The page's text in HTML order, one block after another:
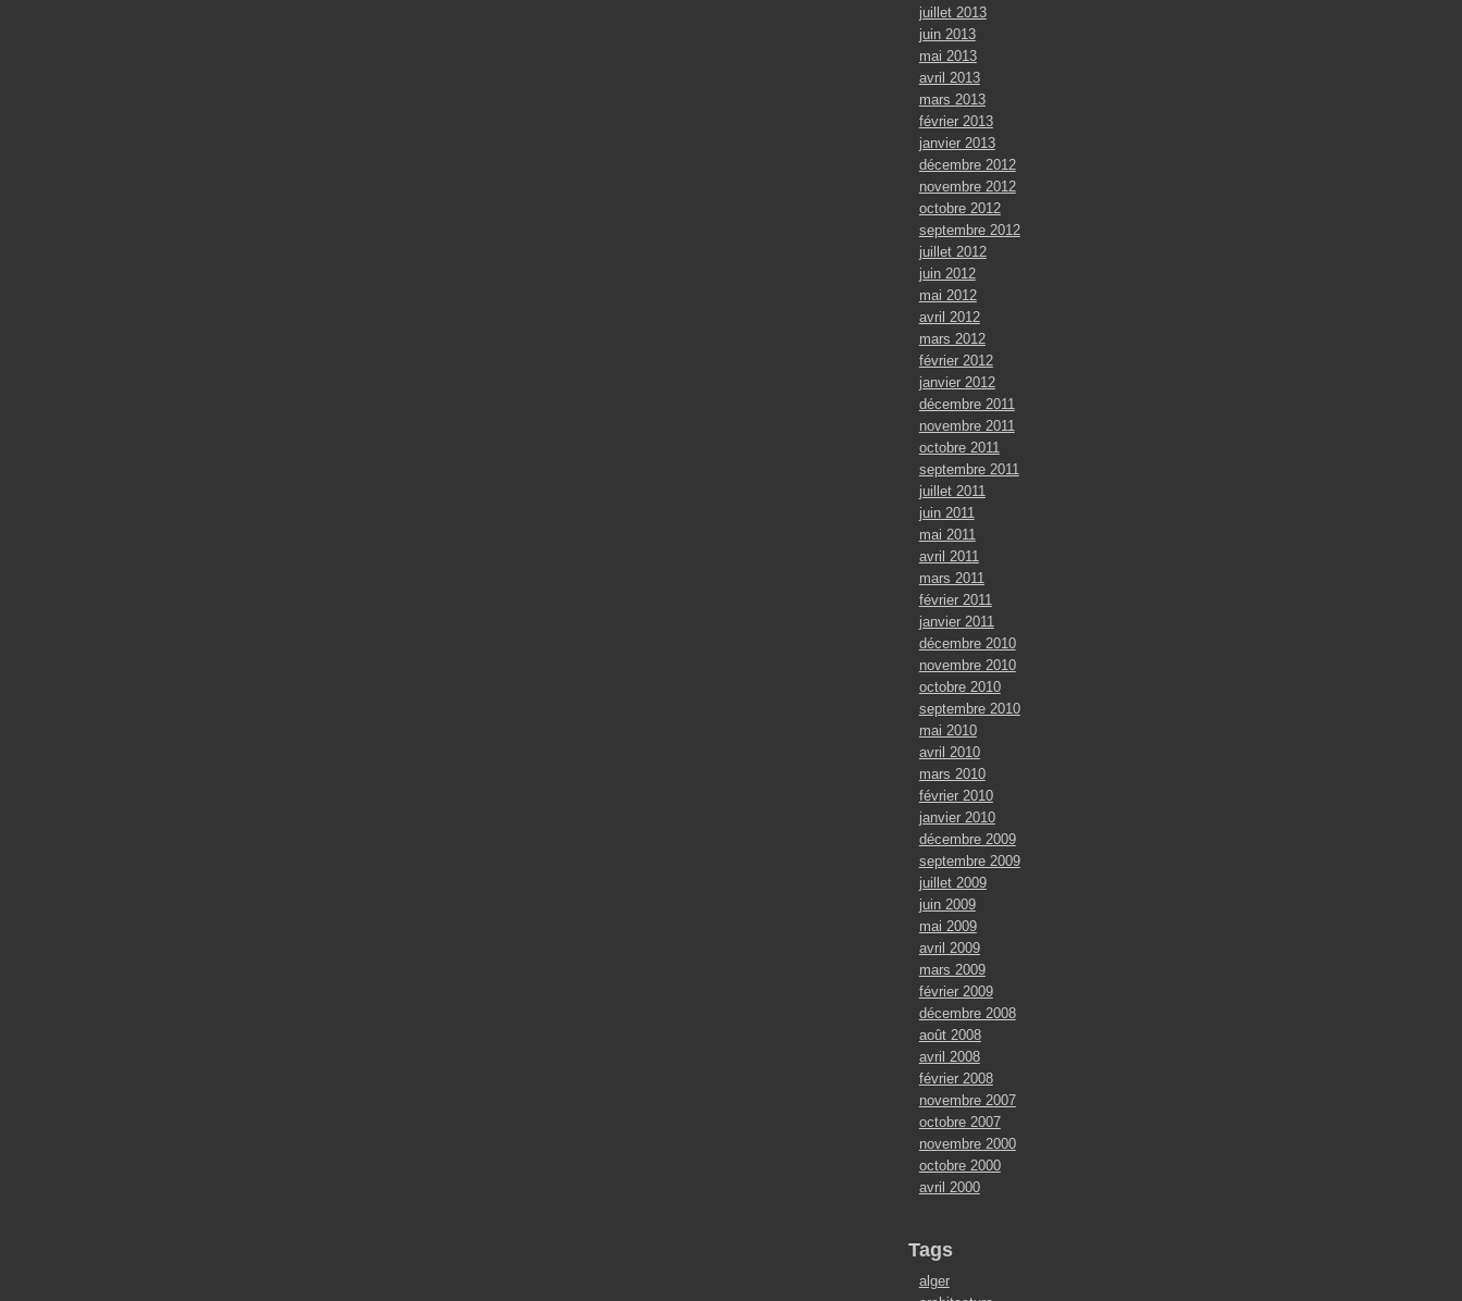
juillet 2013
juin 2013
mai 2013
avril 2013
mars 2013
février 2013
janvier 2013
décembre 2012
novembre 2012
octobre 2012
septembre 2012
juillet 2012
juin 2012
mai 2012
avril 2012
mars 2012
février 2012
janvier 2012
décembre 2011
novembre 2011
octobre 2011
septembre 2011
juillet 2011
juin 2011
mai 2011
avril 2011
mars 2011
février 2011
janvier 2011
décembre 2010
novembre 2010
octobre 2010
septembre 2010
mai 2010
avril 2010
mars 2010
février 2010
janvier 2010
décembre 2009
septembre 2009
juillet 2009
juin 2009
mai 2009
avril 2009
mars 2009
février 2009
décembre 2008
août 2008
avril 2008
février 2008
novembre 2007
octobre 2007
novembre 2000
octobre 2000
avril 2000
Tags
alger